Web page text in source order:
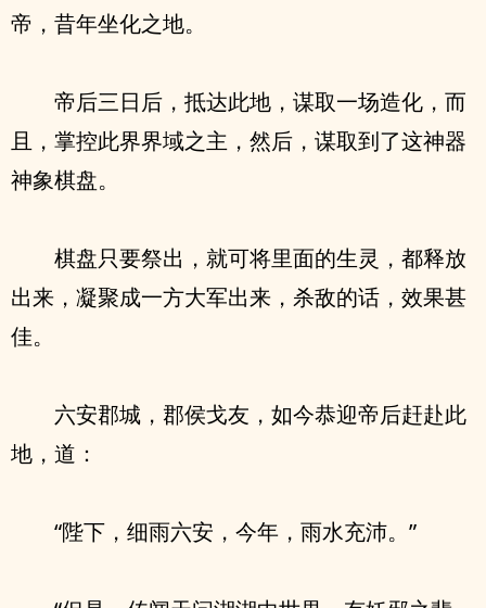
帝，昔年坐化之地。
帝后三日后，抵达此地，谋取一场造化，而
且，掌控此界界域之主，然后，谋取到了这神器
神象棋盘。
棋盘只要祭出，就可将里面的生灵，都释放
出来，凝聚成一方大军出来，杀敌的话，效果甚
佳。
六安郡城，郡侯戈友，如今恭迎帝后赶赴此
地，道：
“陛下，细雨六安，今年，雨水充沛。”